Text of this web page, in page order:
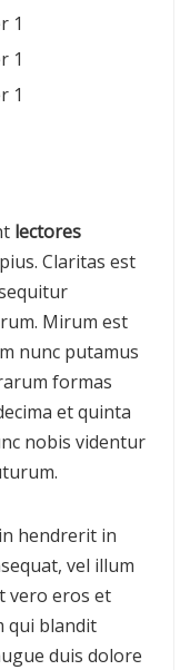
1
1
1
lectores
Claritas est
Mirum est
nunc putamus
formas
et quinta
nobis videntur
hendrerit in
vel illum
vero eros et
qui blandit
duis dolore